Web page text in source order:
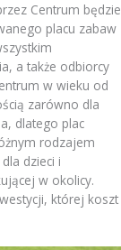
Centrum będzie
placu zabaw
a także odbiorcy
w wieku od
zarówno dla
dlatego plac
rodzajem
dzieci i
w okolicy.
której koszt